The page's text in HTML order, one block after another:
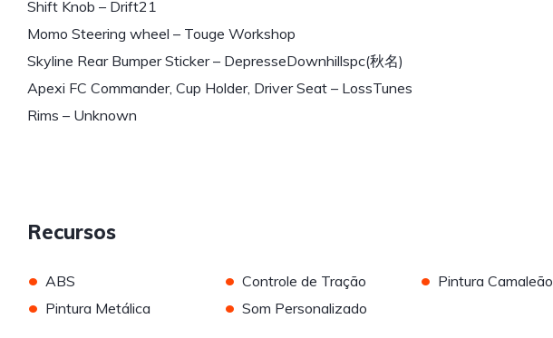
Shift Knob – Drift21
Momo Steering wheel – Touge Workshop
Skyline Rear Bumper Sticker – DepresseDownhillspc(秋名)
Apexi FC Commander, Cup Holder, Driver Seat – LossTunes
Rims – Unknown
Recursos
• ABS • Controle de Tração • Pintura Camaleão
• Pintura Metálica • Som Personalizado